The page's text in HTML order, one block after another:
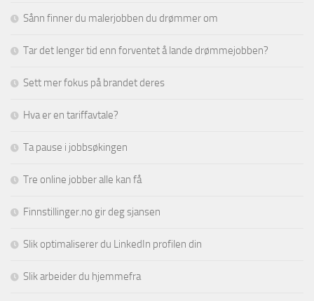
Sånn finner du malerjobben du drømmer om
Tar det lenger tid enn forventet å lande drømmejobben?
Sett mer fokus på brandet deres
Hva er en tariffavtale?
Ta pause i jobbsøkingen
Tre online jobber alle kan få
Finnstillinger.no gir deg sjansen
Slik optimaliserer du LinkedIn profilen din
Slik arbeider du hjemmefra